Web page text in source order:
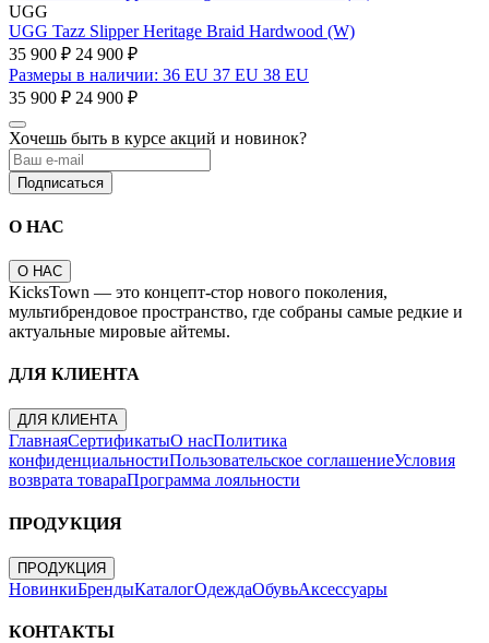
UGG
UGG Tazz Slipper Heritage Braid Hardwood (W)
35 900 ₽ 24 900 ₽
Размеры в наличии: 36 EU 37 EU 38 EU
35 900 ₽ 24 900 ₽
Хочешь быть в курсе акций и новинок?
Подписаться
О НАС
О НАС
KicksTown — это концепт-стор нового поколения,
мультибрендовое пространство, где собраны самые редкие и
актуальные мировые айтемы.
ДЛЯ КЛИЕНТА
ДЛЯ КЛИЕНТА
ГлавнаяСертификатыО насПолитика
конфиденциальностиПользовательское соглашениеУсловия
возврата товараПрограмма лояльности
ПРОДУКЦИЯ
ПРОДУКЦИЯ
НовинкиБрендыКаталогОдеждаОбувьАксессуары
КОНТАКТЫ